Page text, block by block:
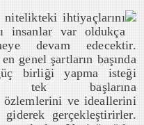
ihtiyaçlarını
insanlar var oldukça
devam edecektir.
genel şartların başında
birliği yapma isteği
tek başlarına
ve ideallerini
gerçekleştirirler.